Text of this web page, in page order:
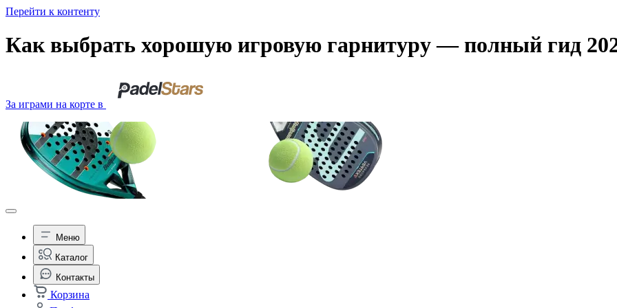
Перейти к контенту
Как выбрать хорошую игровую гарнитуру — полный гид
За играми на корте в
Меню
Каталог
Контакты
Корзина